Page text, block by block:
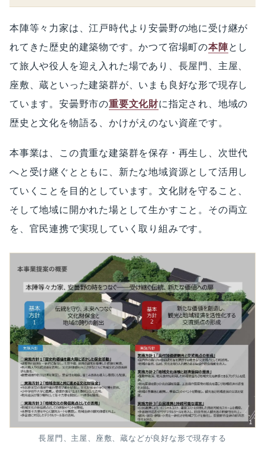
本陣等々力家は、江戸時代より安曇野の地に受け継が
れてきた歴史的建築物です。かつて宿場町の本陣とし
て旅人や役人を迎え入れた場であり、長屋門、主屋、
座敷、蔵といった建築群が、いまも良好な形で現存し
ています。安曇野市の重要文化財に指定され、地域の
歴史と文化を物語る、かけがえのない資産です。
本事業は、この貴重な建築群を保存・再生し、次世代
へと受け継ぐとともに、新たな地域資源として活用し
ていくことを目的としています。文化財を守ること、
そして地域に開かれた場として生かすこと。その両立
を、官民連携で実現していく取り組みです。
長屋門、主屋、座敷、蔵などが良好な形で現存する